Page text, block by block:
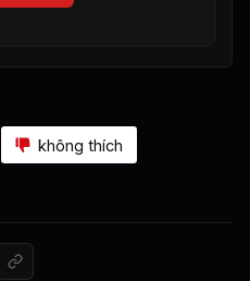
không thích